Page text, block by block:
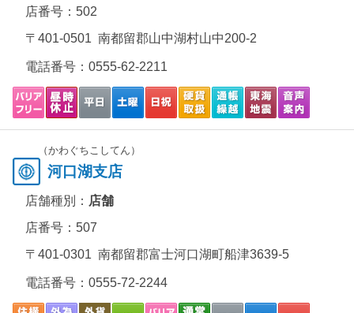
店番号：502
〒401-0501 南都留郡山中湖村山中200-2
電話番号： 0555-62-2211
（かわぐちこしてん）
河口湖支店
店舗種別： 店舗
店番号：507
〒401-0301 南都留郡富士河口湖町船津3639-5
電話番号： 0555-72-2244